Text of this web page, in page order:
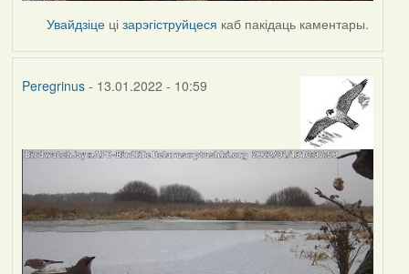
Увайдзіце цізарэгіструйцеся каб пакідаць каментары.
Peregrinus- 13.01.2022 - 10:59